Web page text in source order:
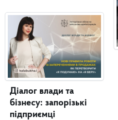
Діалог влади та
бізнесу: запорізькі
підприємці